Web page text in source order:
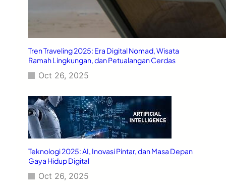
Tren Traveling 2025: Era Digital Nomad, Wisata
Ramah Lingkungan, dan Petualangan Cerdas
Oct 26, 2025
Teknologi 2025: AI, Inovasi Pintar, dan Masa Depan
Gaya Hidup Digital
Oct 26, 2025